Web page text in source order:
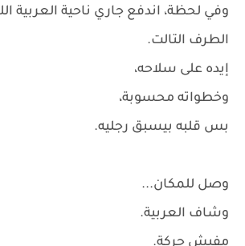
وفي لحظة، اندفع جاري ناحية العربية
الطرف التالت.
إيده على سلاحه،
وخطواته محسوبة،
بس قلبه بيسبق رجليه.
وصل للمكان...
وشاف العربية.
مفيش حركة.